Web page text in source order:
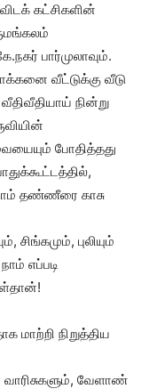
கட்சிகளின்
பார்முலாவும்.
வீட்டுக்கு வீடு
நின்று
போதித்தது
தண்ணீரை காசு
சிங்கமும், புலியும்
எப்படி
நிறுத்திய
வேளாண்